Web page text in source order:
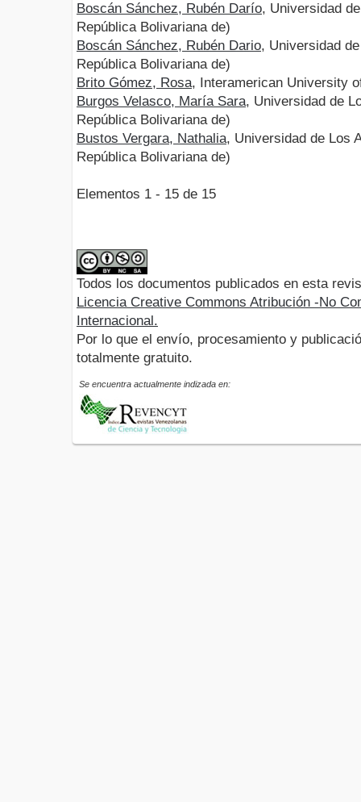
Boscán Sánchez, Rubén Darío, Universidad
República Bolivariana de)
Boscán Sánchez, Rubén Dario, Universidad
República Bolivariana de)
Brito Gómez, Rosa, Interamerican University
Burgos Velasco, María Sara, Universidad de
República Bolivariana de)
Bustos Vergara, Nathalia, Universidad de Los
República Bolivariana de)
Elementos 1 - 15 de 15
Todos los documentos publicados en esta
Licencia Creative Commons Atribución -No
Internacional.
Por lo que el envío, procesamiento y
totalmente gratuito.
Se encuentra actualmente indizada en: